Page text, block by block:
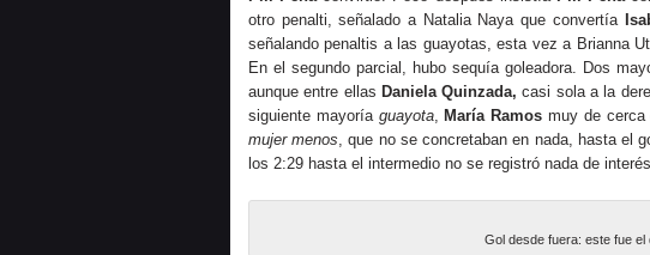
otro penalti, señalado a Natalia Naya que convertía
señalando penaltis a las guayotas, esta vez a Brianna
En el segundo parcial, hubo sequía goleadora. Dos
aunque entre ellas Daniela Quinzada, casi sola a la
siguiente mayoría guayota, María Ramos muy de
mujer menos, que no se concretaban en nada, hasta el
los 2:29 hasta el intermedio no se registró nada de
Gol desde fuera: este fue el